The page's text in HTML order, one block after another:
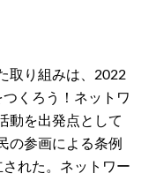
取り組みは、2022
くろう！ネットワ
動を出発点として
の参画による条例
れた。ネットワー